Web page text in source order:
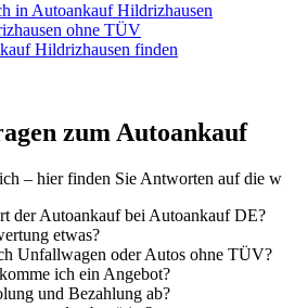
in Autoankauf Hildrizhausen
ohne TÜV
Hildrizhausen finden
zum Autoankauf
– hier finden Sie Antworten auf die
der Autoankauf bei Autoankauf DE?
etwas?
Unfallwagen oder Autos ohne TÜV?
ich ein Angebot?
und Bezahlung ab?